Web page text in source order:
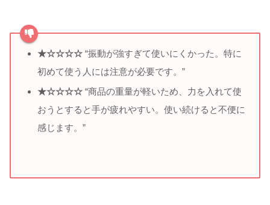
★☆☆☆☆ “振動が強すぎて使いにくかった。特に
初めて使う人には注意が必要です。”
★☆☆☆☆ “商品の重量が軽いため、力を入れて使
おうとすると手が疲れやすい。使い続けると不便に
感じます。”